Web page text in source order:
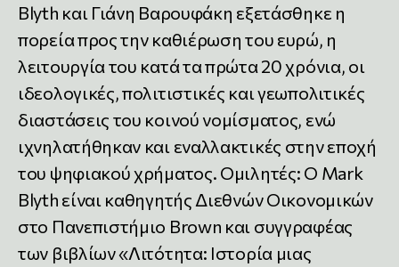
Blyth και Γιάνη Βαρουφάκη εξετάσθηκε η
πορεία προς την καθιέρωση του ευρώ, η
λειτουργία του κατά τα πρώτα 20 χρόνια, οι
ιδεολογικές, πολιτιστικές και γεωπολιτικές
διαστάσεις του κοινού νομίσματος, ενώ
ιχνηλατήθηκαν και εναλλακτικές στην εποχή
του ψηφιακού χρήματος. Ομιλητές: Ο Mark
Blyth είναι καθηγητής Διεθνών Οικονομικών
στο Πανεπιστήμιο Brown και συγγραφέας
των βιβλίων «Λιτότητα: Ιστορία μιας